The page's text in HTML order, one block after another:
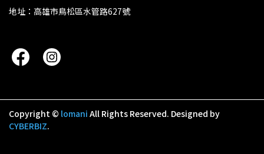
地址：高雄市鳥松區水管路627號
Copyright © lomani All Rights Reserved. Designed by
CYBERBIZ.